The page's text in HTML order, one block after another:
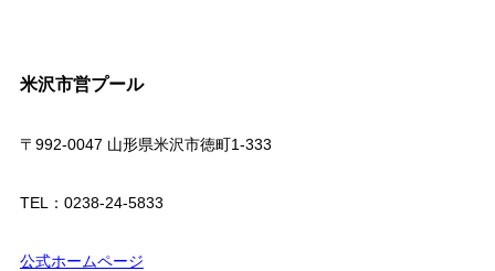
米沢市営プール
〒992-0047 山形県米沢市徳町1-333
TEL：0238-24-5833
公式ホームページ